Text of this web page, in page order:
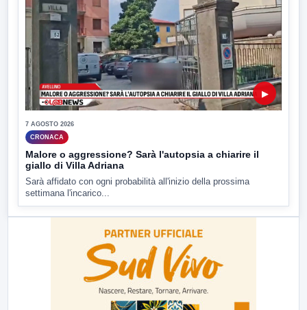
▶
7 AGOSTO 2026
CRONACA
Malore o aggressione? Sarà l'autopsia a chiarire il
giallo di Villa Adriana
Sarà affidato con ogni probabilità all'inizio della prossima
settimana l'incarico...